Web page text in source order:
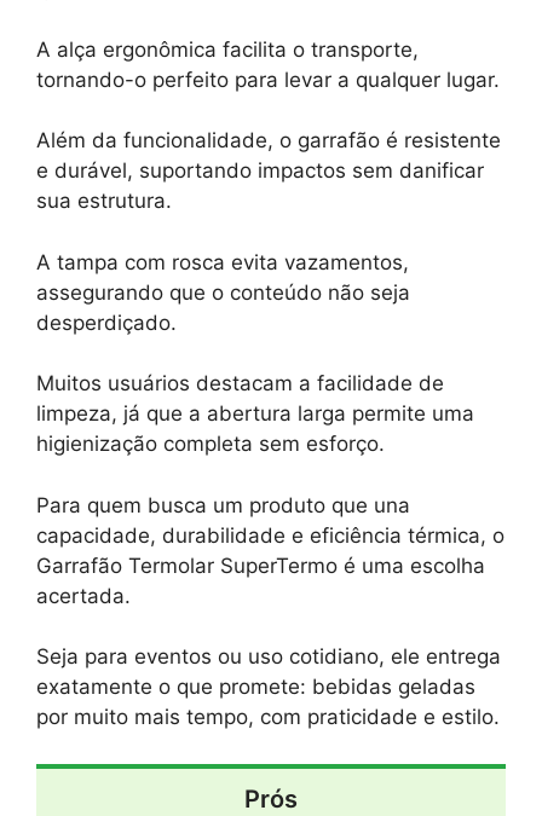
A alça ergonômica facilita o transporte,
tornando-o perfeito para levar a qualquer lugar.
Além da funcionalidade, o garrafão é resistente
e durável, suportando impactos sem danificar
sua estrutura.
A tampa com rosca evita vazamentos,
assegurando que o conteúdo não seja
desperdiçado.
Muitos usuários destacam a facilidade de
limpeza, já que a abertura larga permite uma
higienização completa sem esforço.
Para quem busca um produto que una
capacidade, durabilidade e eficiência térmica, o
Garrafão Termolar SuperTermo é uma escolha
acertada.
Seja para eventos ou uso cotidiano, ele entrega
exatamente o que promete: bebidas geladas
por muito mais tempo, com praticidade e estilo.
Prós